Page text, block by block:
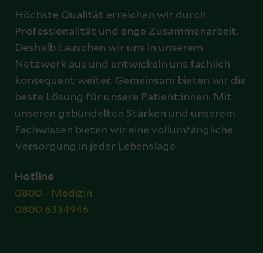
Höchste Qualität erreichen wir durch
Professionalität und enge Zusammenarbeit.
Deshalb tauschen wir uns in unserem
Netzwerk aus und entwickeln uns fachlich
konsequent weiter. Gemeinsam bieten wir die
beste Lösung für unsere Patient:innen. Mit
unseren gebündelten Stärken und unserem
Fachwissen bieten wir eine vollumfängliche
Versorgung in jeder Lebenslage.
Hotline
0800 - Medizin
0800 6334946